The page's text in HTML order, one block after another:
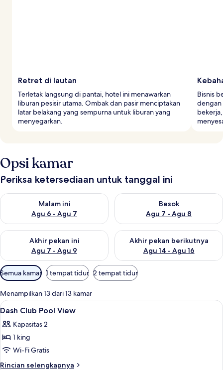
Retret di lautan
Terletak langsung di pantai, hotel ini menawarkan
liburan pesisir utama. Ombak dan pasir menciptakan
latar belakang yang sempurna untuk liburan yang
menyegarkan.
Bisnis
dengan
Opsi kamar
Periksa ketersediaan untuk tanggal ini
Malam ini
Agu 6 - Agu 7
Periksa ketersediaan untuk malam ini Agu 6 - Agu 7
Besok
Agu 7 - Agu 8
Periksa ketersediaan untuk
Akhir pekan ini
Agu 7 - Agu 9
Periksa ketersediaan untuk akhir pekan ini Agu 7 - Agu 9
Akhir pekan berikutnya
Agu 14 - Agu 16
Periksa ketersediaan untuk
Filter
tersedia
untuk
kamar
Semua kamar 1 tempat tidur 2 tempat tidur
Menampilkan 13 dari 13 kamar
Lihat
semua
foto
untuk
Dash
Club
Minibar, brankas, meja kerja, dan
4
Dash Club Pool View
Kapasitas 2
1 king
Wi-Fi Gratis
Rincian selengkapnya
Rincian